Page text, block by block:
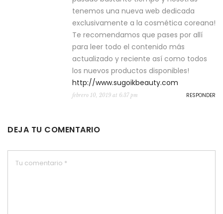
tenemos una nueva web dedicada
exclusivamente a la cosmética coreana!
Te recomendamos que pases por allí
para leer todo el contenido más
actualizado y reciente así como todos
los nuevos productos disponibles!
http://www.sugoikbeauty.com
febrero 10, 2019 at 6:37 pm RESPONDER
DEJA TU COMENTARIO